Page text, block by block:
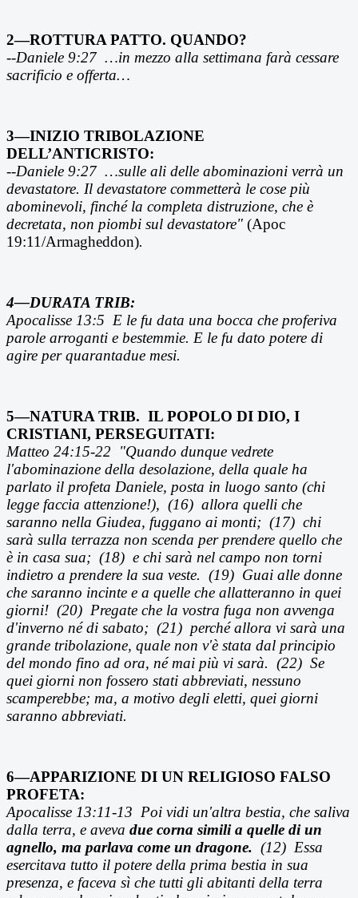
2—ROTTURA PATTO. QUANDO?
--Daniele 9:27 …in mezzo alla settimana farà cessare
sacrificio e offerta…
3—INIZIO TRIBOLAZIONE
DELL’ANTICRISTO:
--Daniele 9:27 …sulle ali delle abominazioni verrà un
devastatore. Il devastatore commetterà le cose più
abominevoli, finché la completa distruzione, che è
decretata, non piombi sul devastatore" (Apoc
19:11/Armagheddon).
4—DURATA TRIB:
Apocalisse 13:5 E le fu data una bocca che proferiva
parole arroganti e bestemmie. E le fu dato potere di
agire per quarantadue mesi.
5—NATURA TRIB. IL POPOLO DI DIO, I
CRISTIANI, PERSEGUITATI:
Matteo 24:15-22 "Quando dunque vedrete
l'abominazione della desolazione, della quale ha
parlato il profeta Daniele, posta in luogo santo (chi
legge faccia attenzione!), (16) allora quelli che
saranno nella Giudea, fuggano ai monti; (17) chi
sarà sulla terrazza non scenda per prendere quello che
è in casa sua; (18) e chi sarà nel campo non torni
indietro a prendere la sua veste. (19) Guai alle donne
che saranno incinte e a quelle che allatteranno in quei
giorni! (20) Pregate che la vostra fuga non avvenga
d'inverno né di sabato; (21) perché allora vi sarà una
grande tribolazione, quale non v'è stata dal principio
del mondo fino ad ora, né mai più vi sarà. (22) Se
quei giorni non fossero stati abbreviati, nessuno
scamperebbe; ma, a motivo degli eletti, quei giorni
saranno abbreviati.
6—APPARIZIONE DI UN RELIGIOSO FALSO
PROFETA:
Apocalisse 13:11-13 Poi vidi un'altra bestia, che saliva
dalla terra, e aveva due corna simili a quelle di un
agnello, ma parlava come un dragone. (12) Essa
esercitava tutto il potere della prima bestia in sua
presenza, e faceva sì che tutti gli abitanti della terra